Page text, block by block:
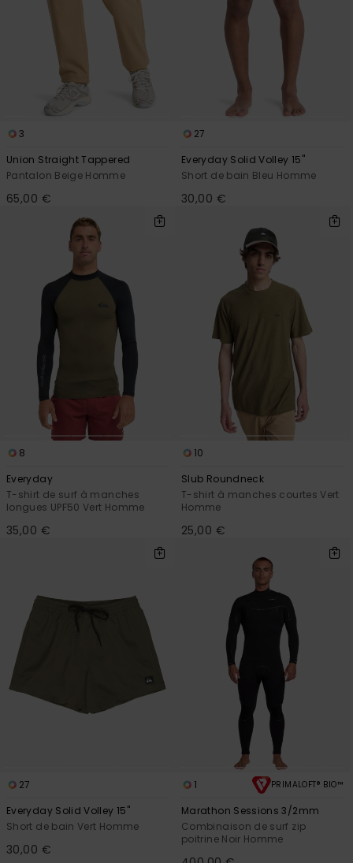
3
Union Straight Tappered
Pantalon Beige Homme
65,00 €
27
Everyday Solid Volley 15"
Short de bain Bleu Homme
30,00 €
8
Everyday
T-shirt de surf à manches
longues UPF50 Vert Homme
35,00 €
10
Slub Roundneck
T-shirt à manches courtes Vert
Homme
25,00 €
27
Everyday Solid Volley 15"
Short de bain Vert Homme
30,00 €
1 PRIMALOFT® BIO™
Marathon Sessions 3/2mm
Combinaison de surf zip
poitrine Noir Homme